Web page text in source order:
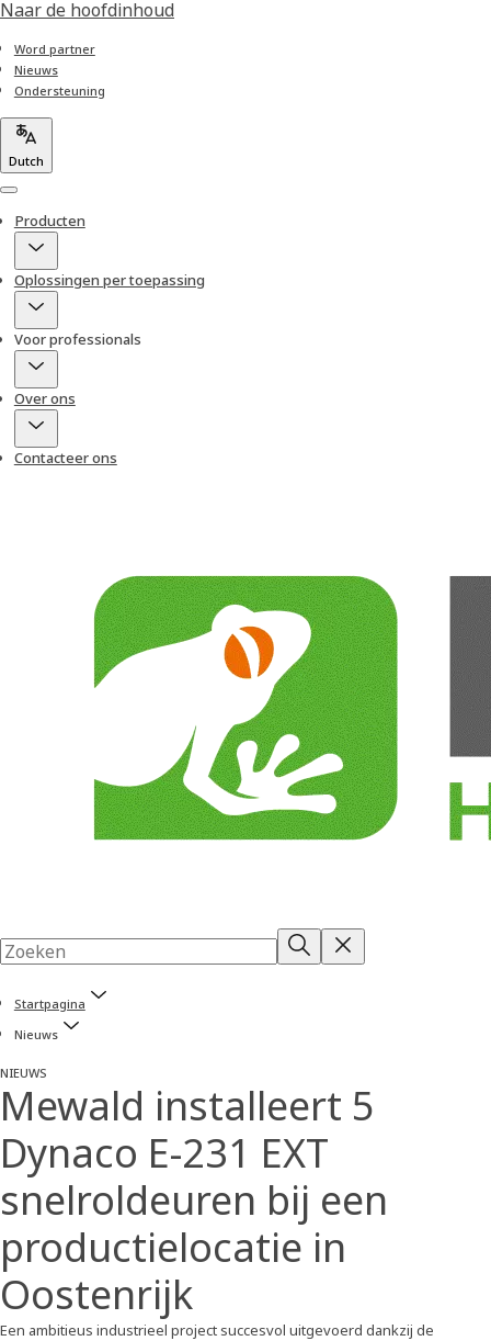
Naar de hoofdinhoud
Word partner
Nieuws
Ondersteuning
Dutch
Menu
Producten
Oplossingen per toepassing
Voor professionals
Over ons
Contacteer ons
Startpagina
Nieuws
NIEUWS
Mewald installeert 5
Dynaco E-231 EXT
snelroldeuren bij een
productielocatie in
Oostenrijk
Een ambitieus industrieel project succesvol uitgevoerd dankzij de